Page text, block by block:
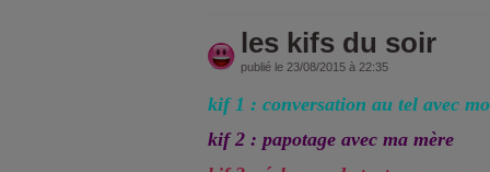
les kifs du soir
publié le 23/08/2015 à 22:35
kif 1 : conversation au tel avec
kif 2 : papotage avec ma mère